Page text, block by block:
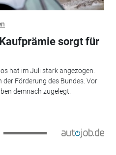
sorgt für
hat im Juli stark angezogen.
Förderung des Bundes. Vor
demnach zugelegt.